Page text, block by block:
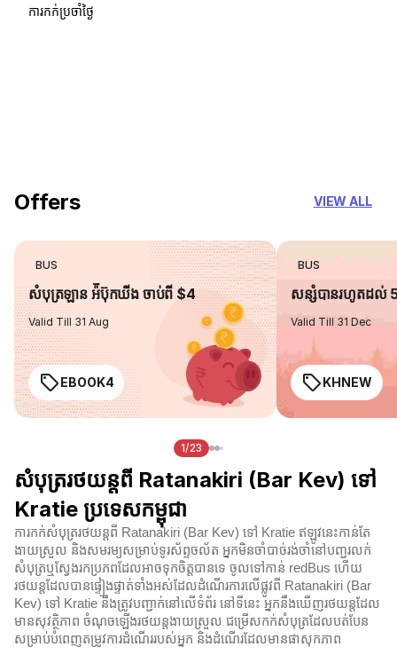
ការកក់ប្រចាំថ្ងៃ
Offers VIEW ALL
BUS
សំបុត្រឡាន អ៉ីប៊ុកឃីង ចាប់ពី $4
Valid Till 31 Aug
EBOOK4
BUS
សន្សំបានរហូតដល់
Valid Till 31 Dec
KHNEW
1/23
សំបុត្ររថយន្តពី Ratanakiri (Bar Kev) ទៅ
Kratie ប្រទេសកម្ពុជា
ការកក់សំបុត្ររថយន្តពី Ratanakiri (Bar Kev) ទៅ Kratie ឥឡូវនេះកាន់តែ
ងាយស្រួល និងសមរម្យសម្រាប់ទូរស័ព្ទចល័ត អ្នកមិនចាំបាច់រង់ចាំនៅបញ្ជរលក់
សំបុត្រឬស្វែងរកប្រភពដែលអាចទុកចិត្តបានទេ ចូលទៅកាន់ redBus ហើយ
រថយន្តដែលបានផ្ទៀងផ្ទាត់ទាំងអស់ដែលដំណើរការលើផ្លូវពី Ratanakiri (Bar
Kev) ទៅ Kratie នឹងត្រូវបញ្ជាក់នៅលើទំព័រ នៅទីនេះ អ្នកនឹងឃើញរថយន្តដែល
មានសុវត្ថិភាព ចំណុចឡើងរថយន្តងាយស្រួល ជម្រើសកក់សំបុត្រដែលបត់បែន
សម្រាប់បំពេញតម្រូវការដំណើររបស់អ្នក និងដំណើរដែលមានផាសុកភាព